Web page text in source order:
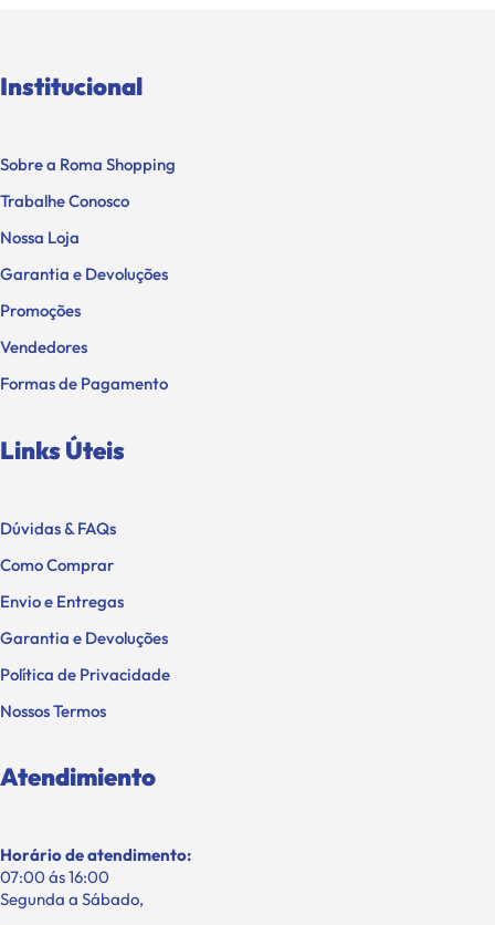
Institucional
Sobre a Roma Shopping
Trabalhe Conosco
Nossa Loja
Garantia e Devoluções
Promoções
Vendedores
Formas de Pagamento
Links Úteis
Dúvidas & FAQs
Como Comprar
Envio e Entregas
Garantia e Devoluções
Política de Privacidade
Nossos Termos
Atendimiento
Horário de atendimento:
07:00 ás 16:00
Segunda a Sábado,